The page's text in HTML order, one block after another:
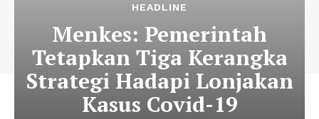
HEADLINE
Menkes: Pemerintah
Tetapkan Tiga Kerangka
Strategi Hadapi Lonjakan
Kasus Covid-19